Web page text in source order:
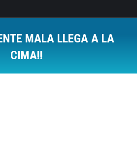
MALA LLEGA A LA
CIMA!!